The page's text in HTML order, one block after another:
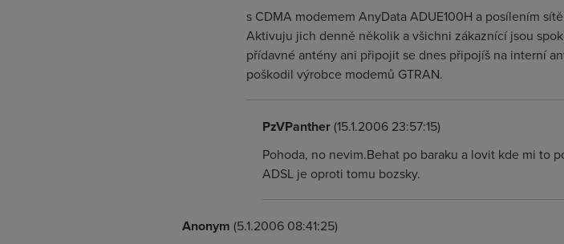
s CDMA modemem AnyData ADUE100H a posílením
Aktivuju jich denně několik a všichni zákaznící jsou
přídavné antény ani připojit se dnes připojíš na interní
poškodil výrobce modemů GTRAN.
PzVPanther(15.1.2006 23:57:15)
Pohoda, no nevim.Behat po baraku a lovit kde mi to
ADSL je oproti tomu bozsky.
Anonym (5.1.2006 08:41:25)